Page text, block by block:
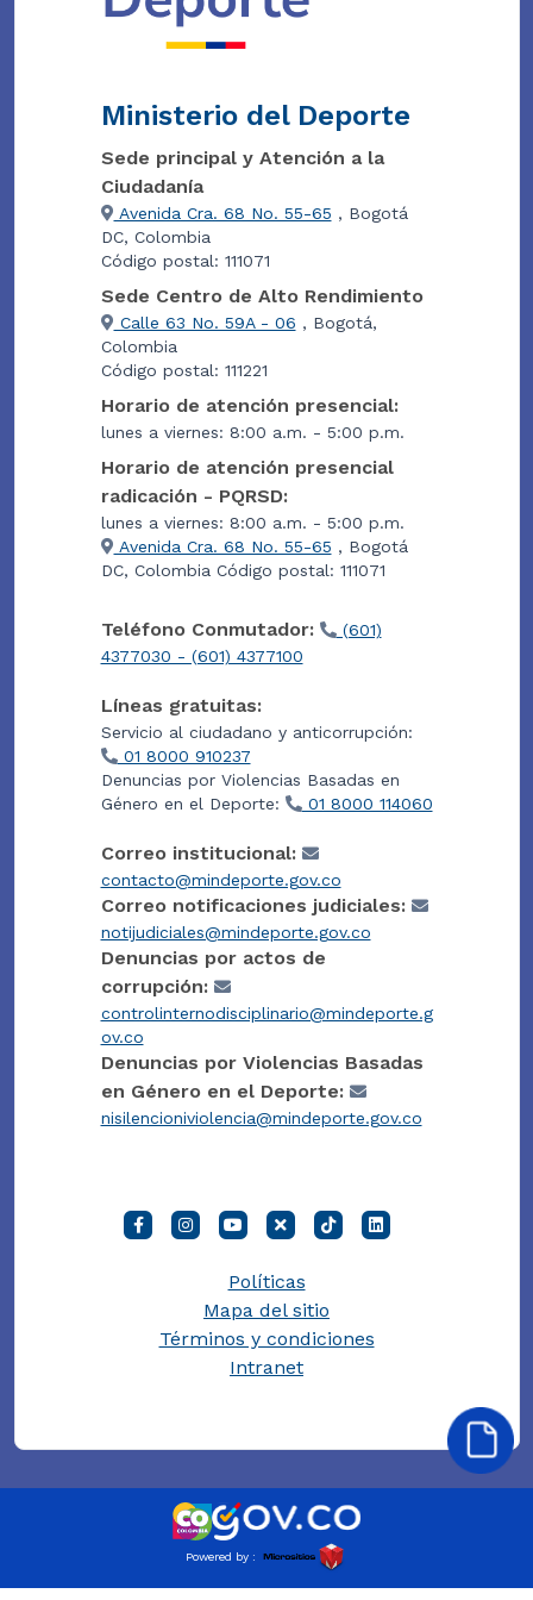
Ministerio del Deporte
Sede principal y Atención a la
Ciudadanía
Avenida Cra. 68 No. 55-65 , Bogotá
DC, Colombia
Código postal: 111071
Sede Centro de Alto Rendimiento
Calle 63 No. 59A - 06 , Bogotá,
Colombia
Código postal: 111221
Horario de atención presencial:
lunes a viernes: 8:00 a.m. - 5:00 p.m.
Horario de atención presencial
radicación - PQRSD:
lunes a viernes: 8:00 a.m. - 5:00 p.m.
Avenida Cra. 68 No. 55-65 , Bogotá
DC, Colombia Código postal: 111071
Teléfono Conmutador:
(601)
4377030 - (601) 4377100
Líneas gratuitas:
Servicio al ciudadano y anticorrupción:
01 8000 910237
Denuncias por Violencias Basadas en
Género en el Deporte:
01 8000 114060
Correo institucional:
contacto@mindeporte.gov.co
Correo notificaciones judiciales:
notijudiciales@mindeporte.gov.co
Denuncias por actos de
corrupción:
controlinternodisciplinario@mindeporte.g
ov.co
Denuncias por Violencias Basadas
en Género en el Deporte:
nisilencioniviolencia@mindeporte.gov.co
Políticas
Mapa del sitio
Términos y condiciones
Intranet
Powered by :